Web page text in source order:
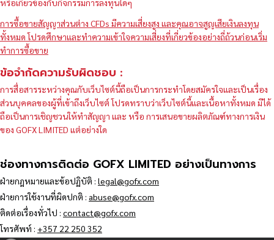
หรือเกี่ยวข้องกับกิจกรรมการลงทุนใดๆ
การซื้อขายสัญญาส่วนต่าง CFDs มีความเสี่ยงสูง และคุณอาจสูญเสียเงินลงทุน
ทั้งหมด โปรดศึกษาและทำความเข้าใจความเสี่ยงที่เกี่ยวข้องอย่างถี่ถ้วนก่อนเริ่ม
ทำการซื้อขาย
ข้อจำกัดความรับผิดชอบ :
การสื่อสารระหว่างคุณกับเว็บไซต์นี้ถือเป็นการกระทำโดยสมัครใจและเป็นเรื่อง
ส่วนบุคคลของผู้ที่เข้าถึงเว็บไซต์ โปรดทราบว่าเว็บไซต์นี้และเนื้อหาทั้งหมด มิได้
ถือเป็นการเชิญชวนให้ทำสัญญา และ หรือ การเสนอขายผลิตภัณฑ์ทางการเงิน
ของ GOFX LIMITED แต่อย่างใด
ช่องทางการติดต่อ GOFX LIMITED อย่างเป็นทางการ
ฝ่ายกฎหมายและข้อปฏิบัติ : legal@gofx.com
ฝ่ายการใช้งานที่ผิดปกติ : abuse@gofx.com
ติดต่อเรื่องทั่วไป : contact@gofx.com
โทรศัพท์ : +357 22 250 352